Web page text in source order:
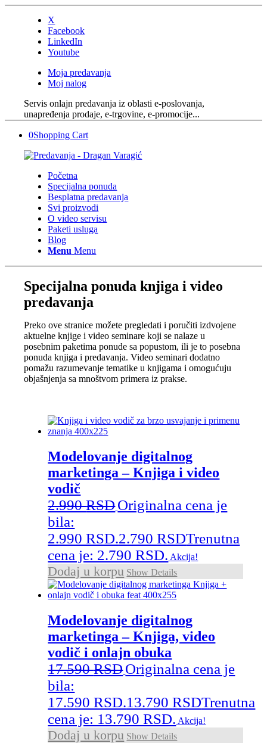
X
Facebook
LinkedIn
Youtube
Moja predavanja
Moj nalog
Servis onlajn predavanja iz oblasti e-poslovanja,
unapređenja prodaje, e-trgovine, e-promocije...
0Shopping Cart
Početna
Specijalna ponuda
Besplatna predavanja
Svi proizvodi
O video servisu
Paketi usluga
Blog
Menu Menu
Specijalna ponuda knjiga i video
predavanja
Preko ove stranice možete pregledati i poručiti izdvojene
aktuelne knjige i video seminare koji se nalaze u
posebnim paketima ponude sa popustom, ili je to posebna
ponuda knjiga i predavanja. Video seminari dodatno
pomažu razumevanje tematike u knjigama i omogućuju
objašnjenja sa mnoštvom primera iz prakse.
Modelovanje digitalnog
marketinga – Knjiga i video
vodič
2.990RSDOriginalna cena je
bila:
2.990 RSD.2.790RSDTrenutna
cena je: 2.790 RSD. Akcija!
Dodaj u korpu Show Details
Modelovanje digitalnog
marketinga – Knjiga, video
vodič i onlajn obuka
17.590RSDOriginalna cena je
bila:
17.590 RSD.13.790RSDTrenutna
cena je: 13.790 RSD. Akcija!
Dodaj u korpu Show Details